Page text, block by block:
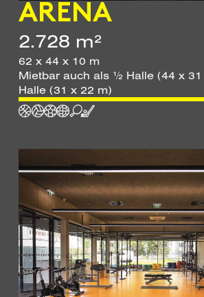
ARENA
2.728 m²
62 x 44 x 10 m
Mietbar auch als ½ Halle (44 x
Halle (31 x 22 m)